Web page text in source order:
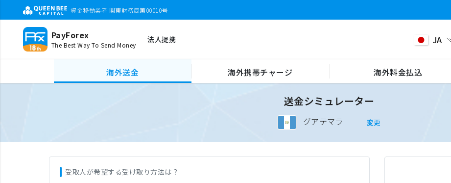
資金移動業者 関東財務局第00010号
PayForex
The Best Way To Send Money
法人提携 JA
海外送金 海外携帯チャージ 海外料金払込
送金シミュレーター
グアテマラ 変更
受取人が希望する受け取り方法は？